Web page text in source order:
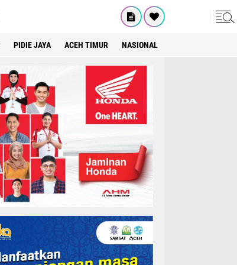
PIDIE JAYA ACEH TIMUR NASIONAL